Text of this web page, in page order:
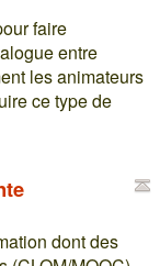
faire
entre
les animateurs
ce type de
dont des